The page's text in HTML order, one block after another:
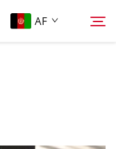
AF